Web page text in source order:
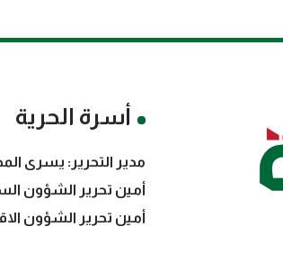
أسرة الحرية
مدير التحرير: يسرى
أمين تحرير الشؤون
أمين تحرير الشؤون